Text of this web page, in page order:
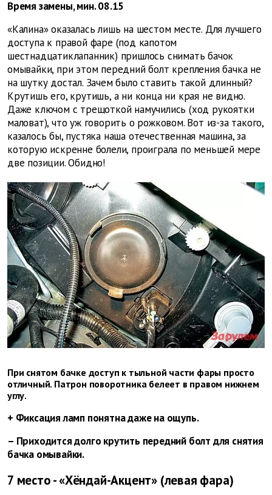
Время замены, мин. 08.15
«Калина» оказалась лишь на шестом месте. Для лучшего
доступа к правой фаре (под капотом
шестнадцатиклапанник) пришлось снимать бачок
омывайки, при этом передний болт крепления бачка не
на шутку достал. Зачем было ставить такой длинный?
Крутишь его, крутишь, а ни конца ни края не видно.
Даже ключом с трещоткой намучились (ход рукоятки
маловат), что уж говорить о рожковом. Вот из-за такого,
казалось бы, пустяка наша отечественная машина, за
которую искренне болели, проиграла по меньшей мере
две позиции. Обидно!
При снятом бачке доступ к тыльной части фары просто
отличный. Патрон поворотника белеет в правом нижнем
углу.
+ Фиксация ламп понятна даже на ощупь.
– Приходится долго крутить передний болт для снятия
бачка омывайки.
7 место - «Хёндай-Акцент» (левая фара)